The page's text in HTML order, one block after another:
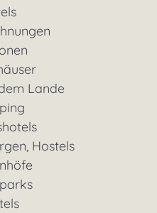
Lande
Hostels